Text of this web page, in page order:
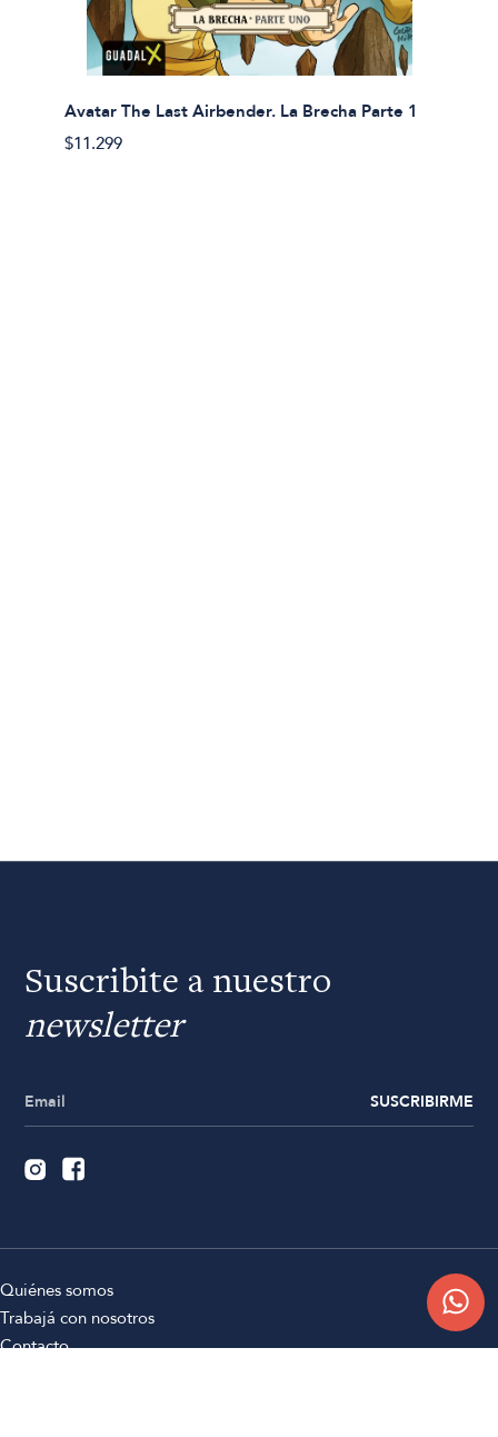
Avatar The Last Airbender. La Brecha Parte 1
$11.299
Suscribite a nuestro
newsletter
SUSCRIBIRME
Quiénes somos
Trabajá con nosotros
Contacto